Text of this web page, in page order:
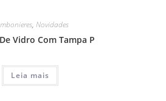
, Novidades
Vidro Com Tampa P
Leia mais